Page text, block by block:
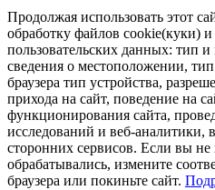
Продолжая использовать этот
обработку файлов cookie(куки)
пользовательских данных: тип и
сведения о местоположении,
браузера тип устройства,
прихода на сайт, поведение на
функционирования сайта,
исследований и веб-аналитики,
сторонних сервисов. Если вы
обрабатывались, измените
браузера или покиньте сайт.